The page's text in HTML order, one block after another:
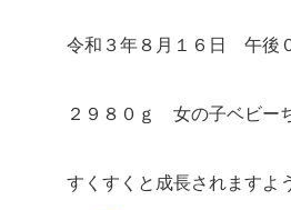
令和３年８月１６日 午後
２９８０ｇ 女の子ベビー
すくすくと成長されますよ